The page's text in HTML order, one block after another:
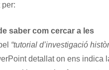
per:
saber com cercar a les
“tutorial d’investigació
detallat on ens indica